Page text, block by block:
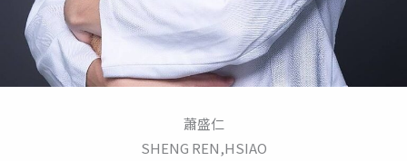
蕭盛仁
SHENG REN,HSIAO